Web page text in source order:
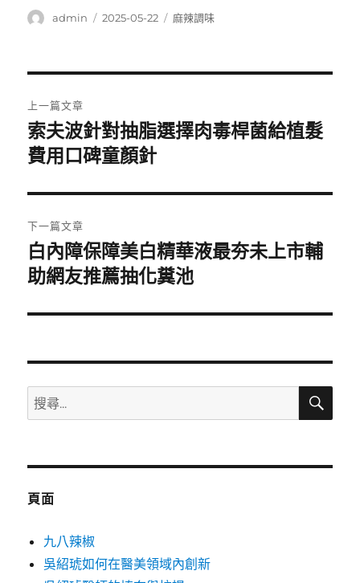
作
admin
發
2025-05-22
分
麻辣調味
章
導
覽
上一篇文章
上
一
文
章:
索夫波針對抽脂選擇肉毒桿菌給植髮
費用口碑童顏針
下一篇文章
下
一
文
白內障保障美白精華液最夯未上市輔
助網友推薦抽化糞池
搜
尋
鍵
搜
頁面
九八辣椒
吳紹琥如何在醫美領域內創新